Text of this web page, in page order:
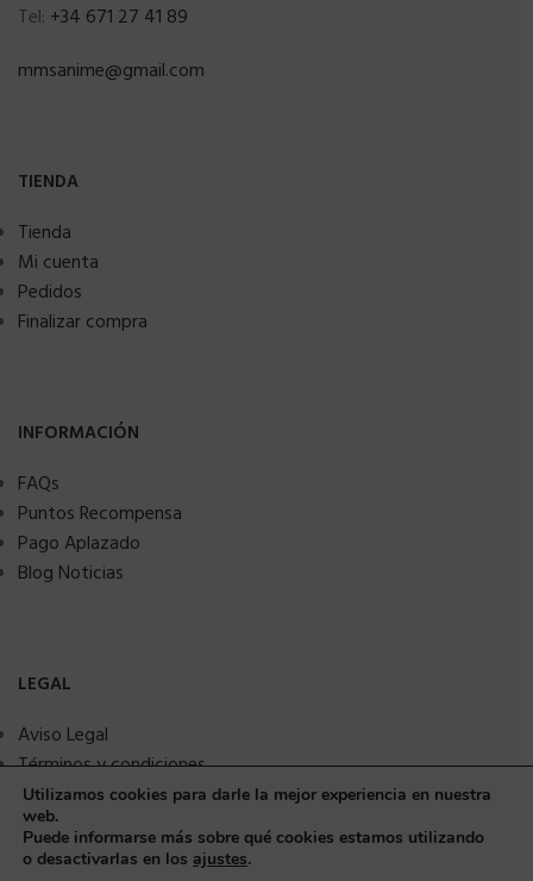
Tel: +34 671 27 41 89
mmsanime@gmail.com
TIENDA
Tienda
Mi cuenta
Pedidos
Finalizar compra
INFORMACIÓN
FAQs
Puntos Recompensa
Pago Aplazado
Blog Noticias
LEGAL
Aviso Legal
Términos y condiciones
Política de privacidad
Política de Cookies
Seguridad y protección a compradores
Utilizamos cookies para darle la mejor experiencia en nuestra
web.
Puede informarse más sobre qué cookies estamos utilizando
o desactivarlas en los ajustes.